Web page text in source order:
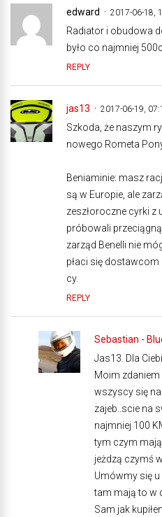
edward 2017-06-18,
Radiator i obudowa
było co najmniej
REPLY
jas13 2017-06-19,
Szkoda, że naszym
nowego Rometa
Beniaminie: masz
są w Europie, ale
zeszłoroczne cyrki z
próbowali
zarząd Benelli nie
płaci się
cy.
REPLY
Sebastian -
Jas13. Dla
Moim zdaniem
wszyscy się
zajeb..scie na
najmniej 100
tym czym
jeżdzą czymś
Umówmy się
tam mają to w
Sam jak